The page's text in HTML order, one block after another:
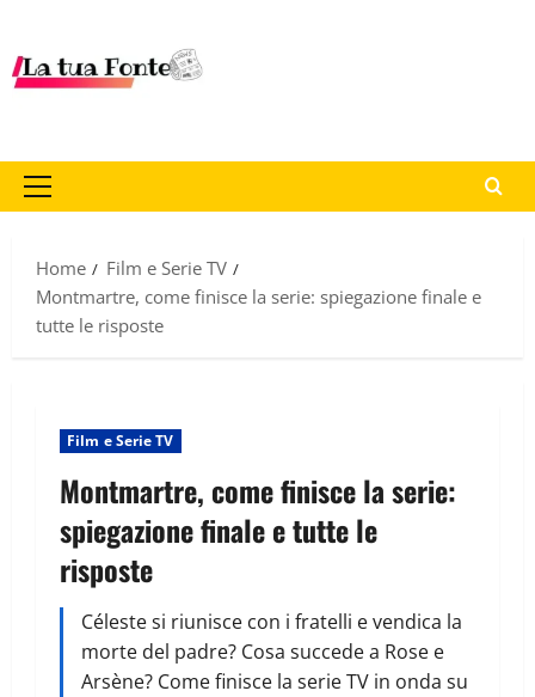
Home
Film e Serie TV
Montmartre, come finisce la serie: spiegazione finale e
tutte le risposte
Film e Serie TV
Montmartre, come finisce la serie:
spiegazione finale e tutte le
risposte
Céleste si riunisce con i fratelli e vendica la
morte del padre? Cosa succede a Rose e
Arsène? Come finisce la serie TV in onda su